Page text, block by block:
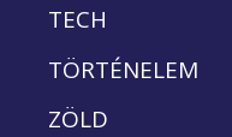
TECH
TÖRTÉNELEM
ZÖLD